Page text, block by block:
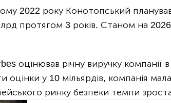
2022 року Конотопський
протягом 3 років. Станом на
оцінював річну виручку
оцінки у 10 мільярдів, компанія
ринку безпеки темпи